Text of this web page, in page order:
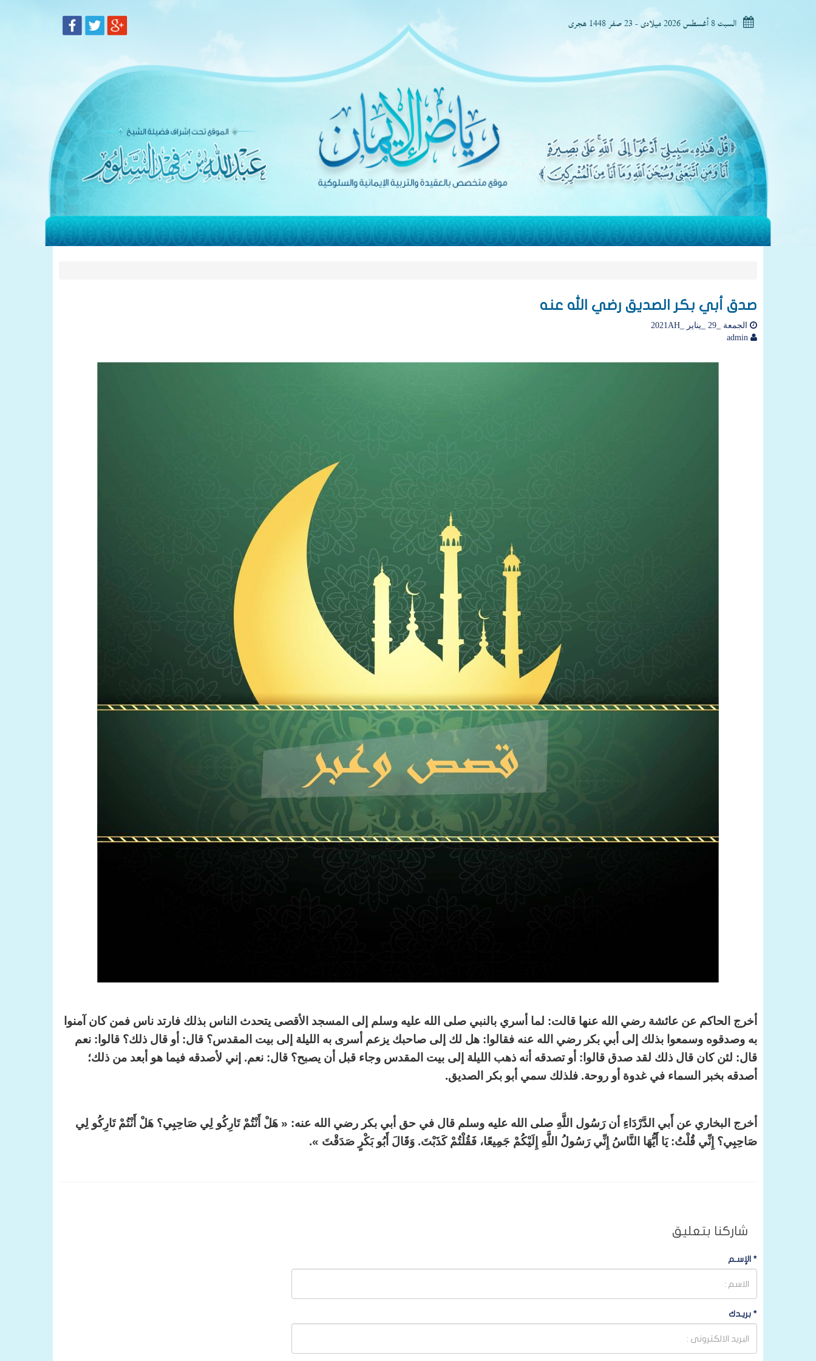
السبت 8 أغسطس 2026 ميلادى - 23 صفر 1448 هجرى
صدق أبي بكر الصديق رضي الله عنه
الجمعة _29 _يناير _2021AH
أخرج الحاكم عن عائشة رضي الله عنها قالت: لما أسري بالنبي صلى الله عليه وسلم إلى المسجد الأقصى يتحدث الناس بذلك فارتد ناس فمن كان آمنوا
به وصدقوه وسمعوا بذلك إلى أبي بكر رضي الله عنه فقالوا: هل لك إلى صاحبك يزعم أسرى به الليلة إلى بيت المقدس؟ قال: أو قال ذلك؟ قالوا: نعم
قال: لئن كان قال ذلك لقد صدق قالوا: أو تصدقه أنه ذهب الليلة إلى بيت المقدس وجاء قبل أن يصبح؟ قال: نعم. إني لأصدقه فيما هو أبعد من ذلك؛
أصدقه بخبر السماء في غدوة أو روحة. فلذلك سمي أبو بكر الصديق.
أخرج البخاري عن أَبي الدَّرْدَاءِ أن رَسُول اللَّهِ صلى الله عليه وسلم قال في حق أبي بكر رضي الله عنه: « هَلْ أَنْتُمْ تَارِكُو لِي صَاحِبِي؟ هَلْ أَنْتُمْ تَارِكُو لِي
صَاحِبِي؟ إِنِّي قُلْتُ: يَا أَيُّهَا النَّاسُ إِنِّي رَسُولُ اللَّهِ إِلَيْكُمْ جَمِيعًا، فَقُلْتُمْ كَذَبْتَ. وَقَالَ أَبُو بَكْرٍ صَدَقْتَ ».
شاركنا بتعليق
* الإسـم
* بريـدك